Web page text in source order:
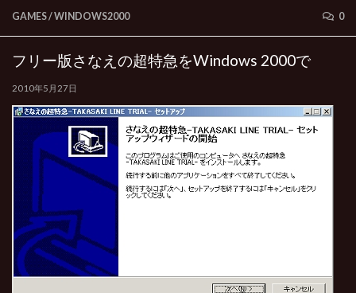
GAMES/WINDOWS2000 0
フリー版さなえの超特急をWindows 2000で
2010年5月27日